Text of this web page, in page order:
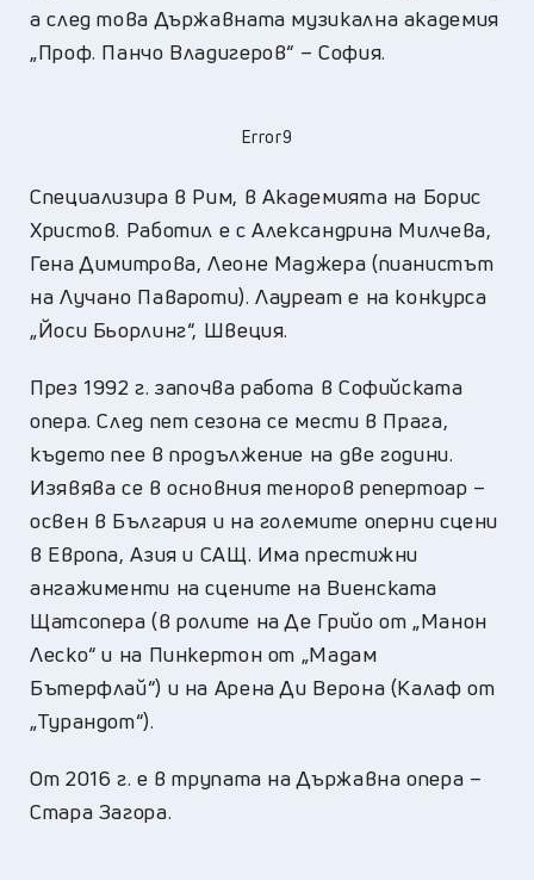
а след това Държавната музикална академия
„Проф. Панчо Владигеров“ – София.
Error9
Специализира в Рим, в Академията на Борис
Христов. Работил е с Александрина Милчева,
Гена Димитрова, Леоне Маджера (пианистът
на Лучано Павароти). Лауреат е на конкурса
„Йоси Бьорлинг“, Швеция.
През 1992 г. започва работа в Софийската
опера. След пет сезона се мести в Прага,
където пее в продължение на две години.
Изявява се в основния теноров репертоар –
освен в България и на големите оперни сцени
в Европа, Азия и САЩ. Има престижни
ангажименти на сцените на Виенската
Щатсопера (в ролите на Де Грийо от „Манон
Леско“ и на Пинкертон от „Мадам
Бътерфлай“) и на Арена Ди Верона (Калаф от
„Турандот“).
От 2016 г. е в трупата на Държавна опера –
Стара Загора.